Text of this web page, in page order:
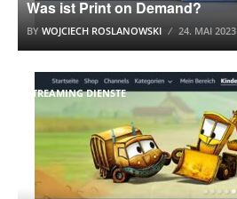
Was ist Print on Demand?
BY WOJCIECH ROSLANOWSKI 24. MAI 2023
STREAMING DIENSTE